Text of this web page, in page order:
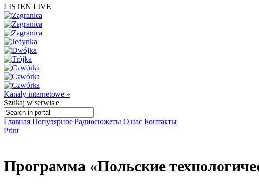
LISTEN LIVE
Kanały internetowe »
Szukaj w serwisie
Главная Популярное Радиосюжеты О нас Контакты
Print
Программа «Польские